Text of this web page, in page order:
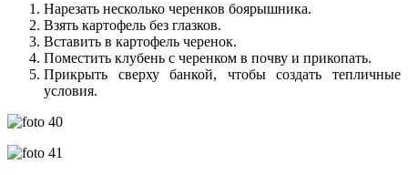
Нарезать несколько черенков боярышника.
Взять картофель без глазков.
Вставить в картофель черенок.
Поместить клубень с черенком в почву и прикопать.
Прикрыть сверху банкой, чтобы создать тепличные
условия.